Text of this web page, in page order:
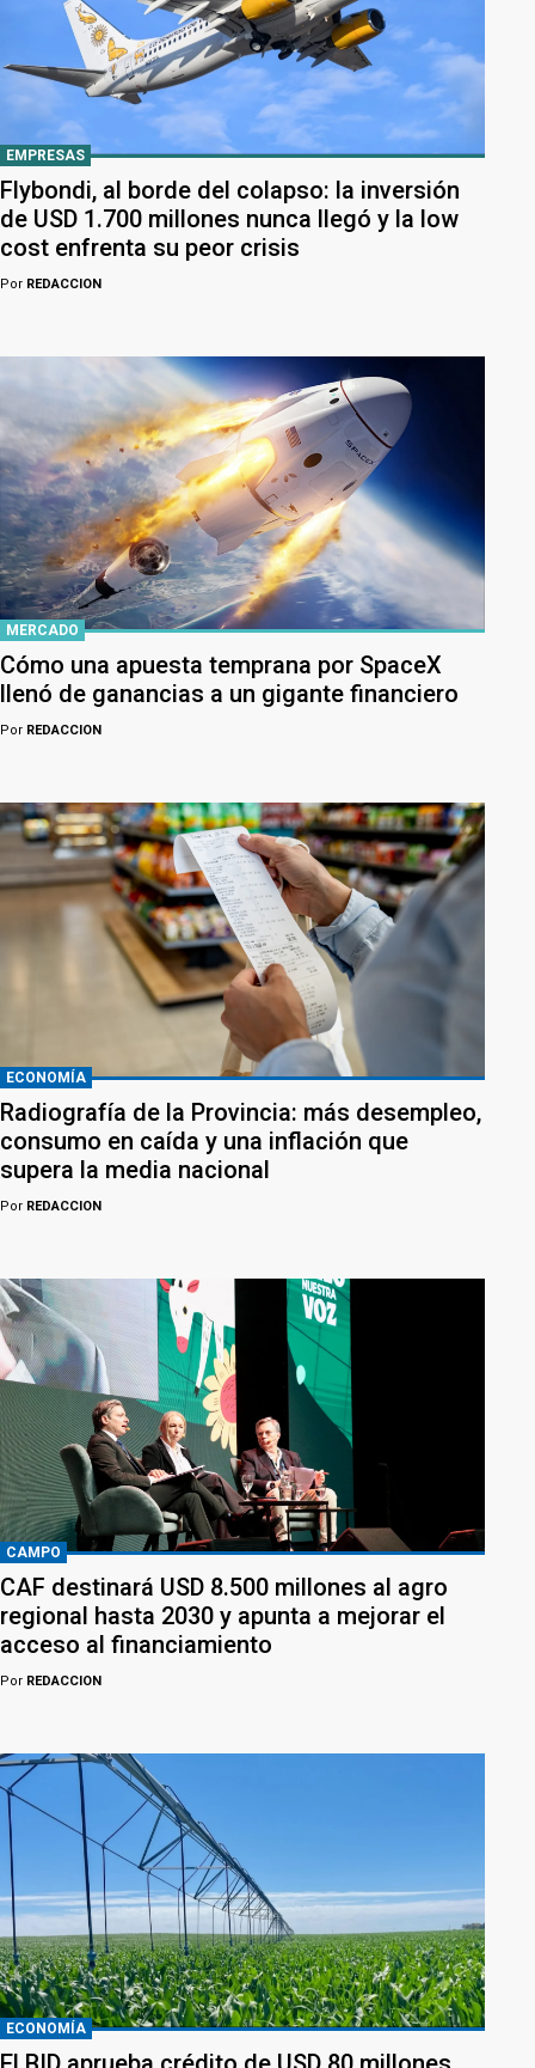
EMPRESAS
Flybondi, al borde del colapso: la inversión
de USD 1.700 millones nunca llegó y la low
cost enfrenta su peor crisis
Por REDACCION
MERCADO
Cómo una apuesta temprana por SpaceX
llenó de ganancias a un gigante financiero
Por REDACCION
ECONOMÍA
Radiografía de la Provincia: más desempleo,
consumo en caída y una inflación que
supera la media nacional
Por REDACCION
CAMPO
CAF destinará USD 8.500 millones al agro
regional hasta 2030 y apunta a mejorar el
acceso al financiamiento
Por REDACCION
ECONOMÍA